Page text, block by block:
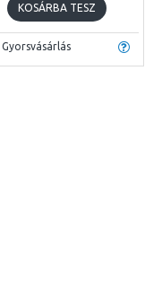
KOSÁRBA TESZ
Gyorsvásárlás